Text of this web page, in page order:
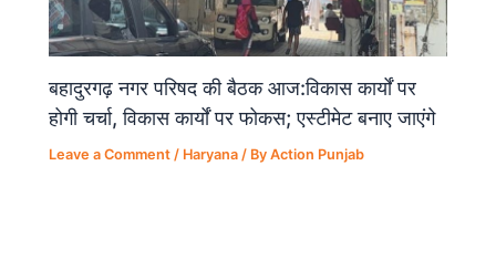
बहादुरगढ़ नगर परिषद की बैठक आज:विकास कार्यों पर
होगी चर्चा, विकास कार्यों पर फोकस; एस्टीमेट बनाए जाएंगे
Leave a Comment / Haryana / ByAction Punjab